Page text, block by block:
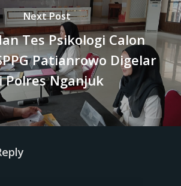
Next Post
Tes Psikologi Calon
Patianrowo Digelar
Polres Nganjuk